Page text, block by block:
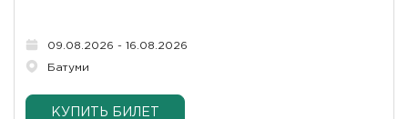
09.08.2026 - 16.08.2026
Батуми
КУПИТЬ БИЛЕТ